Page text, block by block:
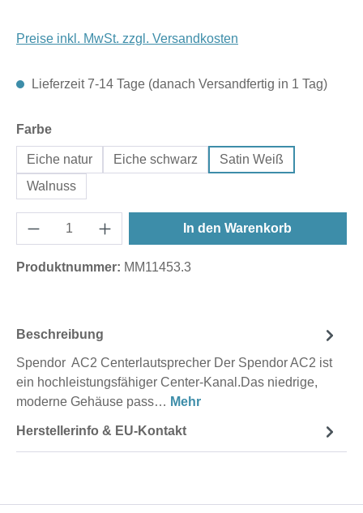
Preise inkl. MwSt. zzgl. Versandkosten
Lieferzeit 7-14 Tage (danach Versandfertig in 1 Tag)
Farbeauswählen
Eiche natur Eiche schwarz
Satin Weiß
Walnuss
In den Warenkorb
Produktnummer: MM11453.3
Beschreibung
Spendor AC2 Centerlautsprecher Der Spendor AC2 ist
ein hochleistungsfähiger Center-Kanal.Das niedrige,
moderne Gehäuse pass… Mehr
Herstellerinfo & EU-Kontakt